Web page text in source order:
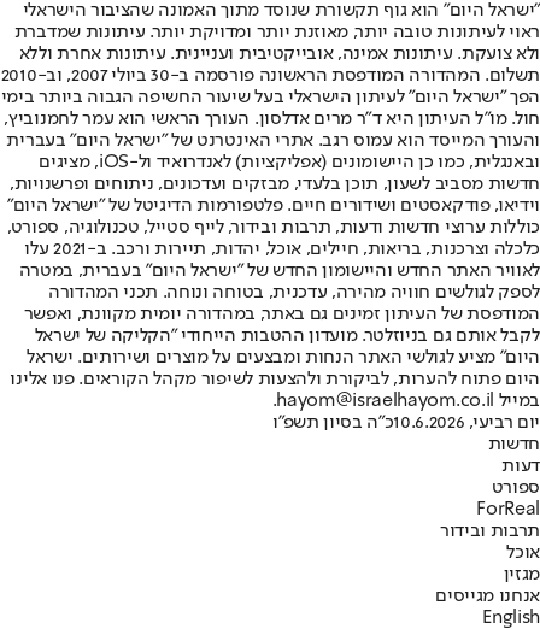
"ישראל היום" הוא גוף תקשורת שנוסד מתוך האמונה שהציבור הישראלי
ראוי לעיתונות טובה יותר, מאוזנת יותר ומדויקת יותר. עיתונות שמדברת
ולא צועקת. עיתונות אמינה, אובייקטיבית ועניינית. עיתונות אחרת וללא
תשלום. המהדורה המודפסת הראשונה פורסמה ב-30 ביולי 2007, וב-2010
הפך "ישראל היום" לעיתון הישראלי בעל שיעור החשיפה הגבוה ביותר בימי
חול. מו"ל העיתון היא ד"ר מרים אדלסון. העורך הראשי הוא עמר לחמנוביץ,
והעורך המייסד הוא עמוס רגב. אתרי האינטרנט של "ישראל היום" בעברית
ובאנגלית, כמו כן היישומונים (אפליקציות) לאנדרואיד ול-iOS, מציגים
חדשות מסביב לשעון, תוכן בלעדי, מבזקים ועדכונים, ניתוחים ופרשנויות,
וידיאו, פודקאסטים ושידורים חיים. פלטפורמות הדיגיטל של "ישראל היום"
כוללות ערוצי חדשות ודעות, תרבות ובידור, לייף סטייל, טכנולוגיה, ספורט,
כלכלה וצרכנות, בריאות, חיילים, אוכל, יהדות, תיירות ורכב. ב-2021 עלו
לאוויר האתר החדש והיישומון החדש של "ישראל היום" בעברית, במטרה
לספק לגולשים חוויה מהירה, עדכנית, בטוחה ונוחה. תכני המהדורה
המודפסת של העיתון זמינים גם באתר, במהדורה יומית מקוונת, ואפשר
לקבל אותם גם בניוזלטר. מועדון ההטבות הייחודי "הקליקה של ישראל
היום" מציע לגולשי האתר הנחות ומבצעים על מוצרים ושירותים. ישראל
היום פתוח להערות, לביקורת ולהצעות לשיפור מקהל הקוראים. פנו אלינו
במייל hayom@israelhayom.co.il.
יום רביעי, 10.6.2026
כ"ה בסיון תשפ"ו
חדשות
דעות
ספורט
ForReal
תרבות ובידור
אוכל
מגזין
אנחנו מגייסים
English